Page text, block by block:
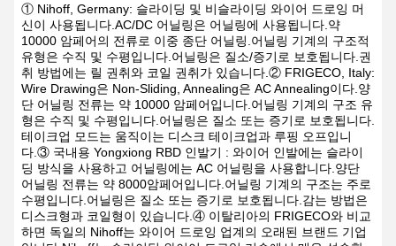
① Nihoff, Germany: 슬라이딩 및 비슬라이딩 와이어 드로잉 머
신이 사용됩니다.AC/DC 어닐링은 어닐링에 사용됩니다.약
10000 암페어의 전류로 이중 종단 어닐링.어닐링 기계의 구조적
유형은 수직 및 수평입니다.어닐링은 질소/증기로 보호됩니다.권
취 방법에는 릴 권취와 코일 권취가 있습니다.② FRIGECO, Italy:
Wire Drawing은 Non-Sliding, Annealing은 AC Annealing이다.양
단 어닐링 전류는 약 10000 암페어입니다.어닐링 기계의 구조 유
형은 수직 및 수평입니다.어닐링은 질소 또는 증기로 보호됩니다.
테이크업 모드는 움직이는 디스크 테이크업과 루핑 오프입니
다.③ 국내용 Yongxiong RBD 인발기 : 와이어 인발에는 슬라이
딩 방식을 사용하고 어닐링에는 AC 어닐링을 사용합니다.양단
어닐링 전류는 약 8000암페어입니다.어닐링 기계의 구조는 주로
수평입니다.어닐링은 질소 또는 증기로 보호됩니다.감는 방법은
디스크형과 코일형이 있습니다.④ 이탈리아의 FRIGECO와 비교
하면 독일의 Nihoff는 와이어 드로잉 업계의 오래된 브랜드 기업